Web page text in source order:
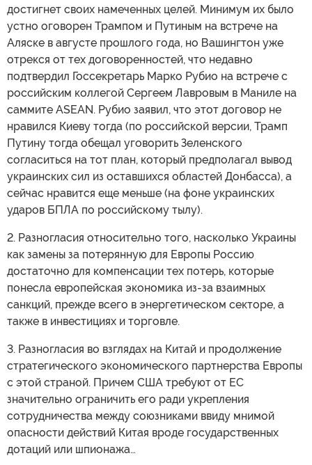
достигнет своих намеченных целей. Минимум их было
устно оговорен Трампом и Путиным на встрече на
Аляске в августе прошлого года, но Вашингтон уже
отрекся от тех договоренностей, что недавно
подтвердил Госсекретарь Марко Рубио на встрече с
российским коллегой Сергеем Лавровым в Маниле на
саммите ASEAN. Рубио заявил, что этот договор не
нравился Киеву тогда (по российской версии, Трамп
Путину тогда обещал уговорить Зеленского
согласиться на тот план, который предполагал вывод
украинских сил из оставшихся областей Донбасса), а
сейчас нравится еще меньше (на фоне украинских
ударов БПЛА по российскому тылу).
2. Разногласия относительно того, насколько Украины
как замены за потерянную для Европы Россию
достаточно для компенсации тех потерь, которые
понесла европейская экономика из-за взаимных
санкций, прежде всего в энергетическом секторе, а
также в инвестициях и торговле.
3. Разногласия во взглядах на Китай и продолжение
стратегического экономического партнерства Европы
с этой страной. Причем США требуют от ЕС
значительно ограничить его ради укрепления
сотрудничества между союзниками ввиду мнимой
опасности действий Китая вроде государственных
дотаций или шпионажа…